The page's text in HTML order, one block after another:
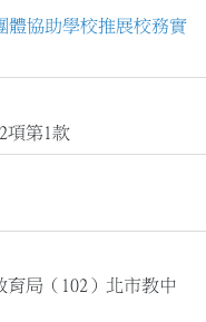
體協助學校推展校務實
項第1款
育局（102）北市教中